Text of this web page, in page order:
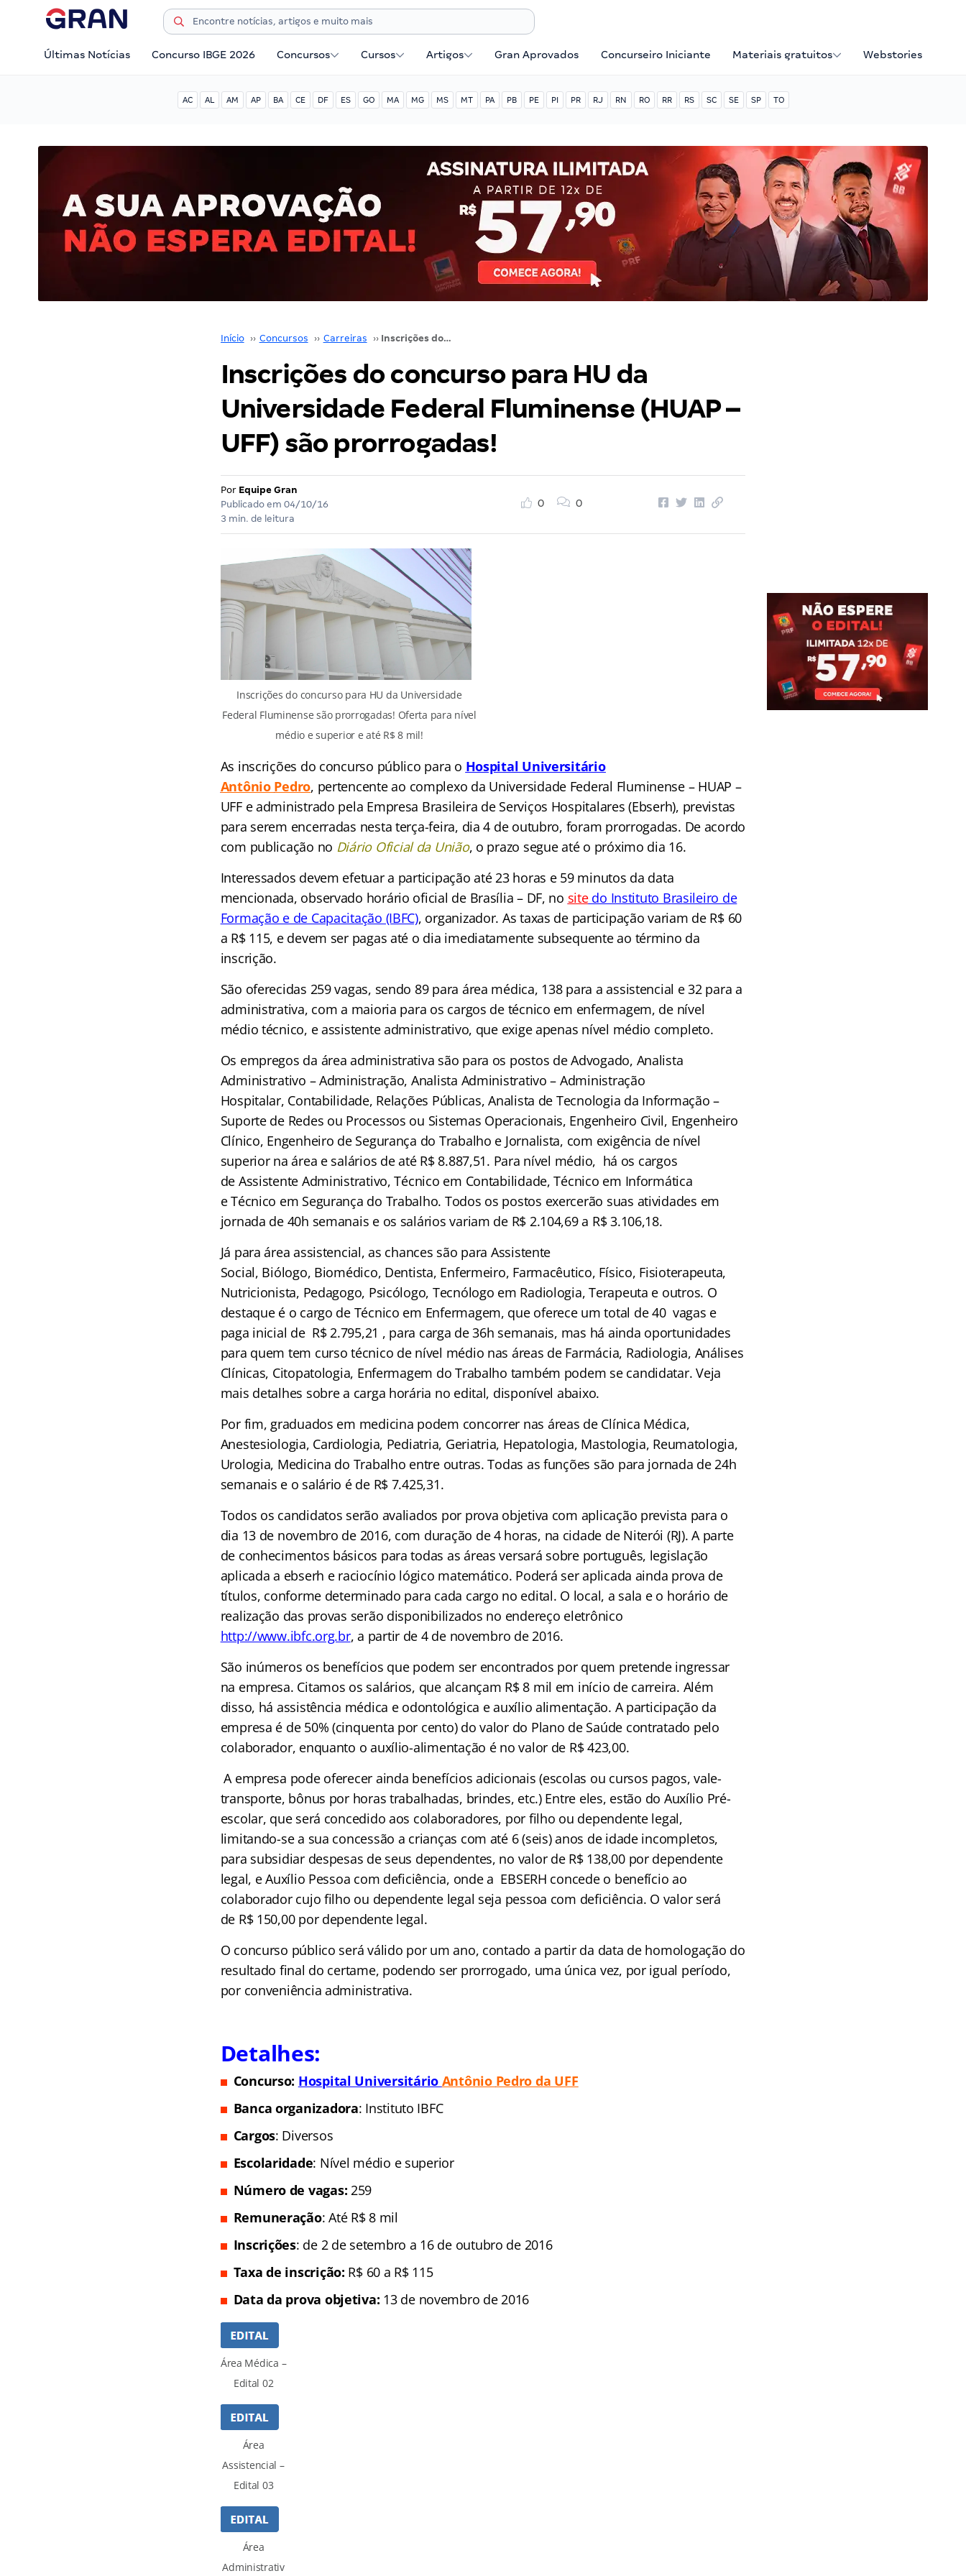
Últimas Notícias Concurso IBGE 2026 Concursos Cursos Artigos Gran Aprovados Concurseiro Iniciante Materiais gratuitos Webstories
AC AL AM AP BA CE DF ES GO MA MG MS MT PA PB PE PI PR RJ RN RO RR RS SC SE SP TO
Início ›› Concursos ›› Carreiras ›› Inscrições do concurso para HU da Universidade Federal Fluminense (HUAP – UFF) são prorrogadas!
Inscrições do concurso para HU da
Universidade Federal Fluminense (HUAP –
UFF) são prorrogadas!
Por Equipe Gran
Publicado em 04/10/16
3 min. de leitura
0 0
Inscrições do concurso para HU da Universidade
Federal Fluminense são prorrogadas! Oferta para nível
médio e superior e até R$ 8 mil!
As inscrições do concurso público para o Hospital Universitário
Antônio Pedro, pertencente ao complexo da Universidade Federal Fluminense – HUAP –
UFF e administrado pela Empresa Brasileira de Serviços Hospitalares (Ebserh), previstas
para serem encerradas nesta terça-feira, dia 4 de outubro, foram prorrogadas. De acordo
com publicação no Diário Oficial da União, o prazo segue até o próximo dia 16.
Interessados devem efetuar a participação até 23 horas e 59 minutos da data
mencionada, observado horário oficial de Brasília – DF, no sitedo Instituto Brasileiro de
Formação e de Capacitação (IBFC), organizador. As taxas de participação variam de R$ 60
a R$ 115, e devem ser pagas até o dia imediatamente subsequente ao término da
inscrição.
São oferecidas 259 vagas, sendo 89 para área médica, 138 para a assistencial e 32 para a
administrativa, com a maioria para os cargos de técnico em enfermagem, de nível
médio técnico, e assistente administrativo, que exige apenas nível médio completo.
Os empregos da área administrativa são para os postos de Advogado, Analista
Administrativo – Administração, Analista Administrativo – Administração
Hospitalar, Contabilidade, Relações Públicas, Analista de Tecnologia da Informação –
Suporte de Redes ou Processos ou Sistemas Operacionais, Engenheiro Civil, Engenheiro
Clínico, Engenheiro de Segurança do Trabalho e Jornalista, com exigência de nível
superior na área e salários de até R$ 8.887,51. Para nível médio, há os cargos
de Assistente Administrativo, Técnico em Contabilidade, Técnico em Informática
e Técnico em Segurança do Trabalho. Todos os postos exercerão suas atividades em
jornada de 40h semanais e os salários variam de R$ 2.104,69 a R$ 3.106,18.
Já para área assistencial, as chances são para Assistente
Social, Biólogo, Biomédico, Dentista, Enfermeiro, Farmacêutico, Físico, Fisioterapeuta,
Nutricionista, Pedagogo, Psicólogo, Tecnólogo em Radiologia, Terapeuta e outros. O
destaque é o cargo de Técnico em Enfermagem, que oferece um total de 40 vagas e
paga inicial de R$ 2.795,21 , para carga de 36h semanais, mas há ainda oportunidades
para quem tem curso técnico de nível médio nas áreas de Farmácia, Radiologia, Análises
Clínicas, Citopatologia, Enfermagem do Trabalho também podem se candidatar. Veja
mais detalhes sobre a carga horária no edital, disponível abaixo.
Por fim, graduados em medicina podem concorrer nas áreas de Clínica Médica,
Anestesiologia, Cardiologia, Pediatria, Geriatria, Hepatologia, Mastologia, Reumatologia,
Urologia, Medicina do Trabalho entre outras. Todas as funções são para jornada de 24h
semanais e o salário é de R$ 7.425,31.
Todos os candidatos serão avaliados por prova objetiva com aplicação prevista para o
dia 13 de novembro de 2016, com duração de 4 horas, na cidade de Niterói (RJ). A parte
de conhecimentos básicos para todas as áreas versará sobre português, legislação
aplicada a ebserh e raciocínio lógico matemático. Poderá ser aplicada ainda prova de
títulos, conforme determinado para cada cargo no edital. O local, a sala e o horário de
realização das provas serão disponibilizados no endereço eletrônico
http://www.ibfc.org.br,a partir de 4 de novembro de 2016.
São inúmeros os benefícios que podem ser encontrados por quem pretende ingressar
na empresa. Citamos os salários, que alcançam R$ 8 mil em início de carreira. Além
disso, há assistência médica e odontológica e auxílio alimentação. A participação da
empresa é de 50% (cinquenta por cento) do valor do Plano de Saúde contratado pelo
colaborador, enquanto o auxílio-alimentação é no valor de R$ 423,00.
A empresa pode oferecer ainda benefícios adicionais (escolas ou cursos pagos, vale-
transporte, bônus por horas trabalhadas, brindes, etc.) Entre eles, estão do Auxílio Pré-
escolar, que será concedido aos colaboradores, por filho ou dependente legal,
limitando-se a sua concessão a crianças com até 6 (seis) anos de idade incompletos,
para subsidiar despesas de seus dependentes, no valor de R$ 138,00 por dependente
legal, e Auxílio Pessoa com deficiência, onde a EBSERH concede o benefício ao
colaborador cujo filho ou dependente legal seja pessoa com deficiência. O valor será
de R$ 150,00 por dependente legal.
O concurso público será válido por um ano, contado a partir da data de homologação do
resultado final do certame, podendo ser prorrogado, uma única vez, por igual período,
por conveniência administrativa.
Detalhes:
Concurso: Hospital Universitário Antônio Pedro da UFF
Banca organizadora: Instituto IBFC
Cargos: Diversos
Escolaridade: Nível médio e superior
Número de vagas:259
Remuneração: Até R$ 8 mil
Inscrições: de 2 de setembro a 16 de outubro de 2016
Taxa de inscrição: R$ 60 a R$ 115
Data da prova objetiva: 13 de novembro de 2016
Área Médica –
Edital 02
Área
Assistencial –
Edital 03
Área
Administrativ